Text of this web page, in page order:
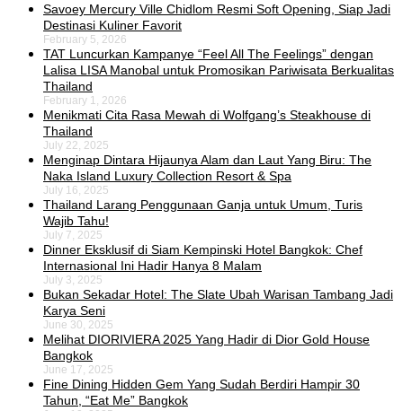
Savoey Mercury Ville Chidlom Resmi Soft Opening, Siap Jadi
Destinasi Kuliner Favorit
February 5, 2026
TAT Luncurkan Kampanye “Feel All The Feelings” dengan
Lalisa LISA Manobal untuk Promosikan Pariwisata Berkualitas
Thailand
February 1, 2026
Menikmati Cita Rasa Mewah di Wolfgang’s Steakhouse di
Thailand
July 22, 2025
Menginap Dintara Hijaunya Alam dan Laut Yang Biru: The
Naka Island Luxury Collection Resort & Spa
July 16, 2025
Thailand Larang Penggunaan Ganja untuk Umum, Turis
Wajib Tahu!
July 7, 2025
Dinner Eksklusif di Siam Kempinski Hotel Bangkok: Chef
Internasional Ini Hadir Hanya 8 Malam
July 3, 2025
Bukan Sekadar Hotel: The Slate Ubah Warisan Tambang Jadi
Karya Seni
June 30, 2025
Melihat DIORIVIERA 2025 Yang Hadir di Dior Gold House
Bangkok
June 17, 2025
Fine Dining Hidden Gem Yang Sudah Berdiri Hampir 30
Tahun, “Eat Me” Bangkok